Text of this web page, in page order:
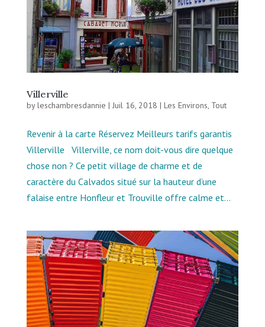
Villerville
byleschambresdannie | Juil 16, 2018 | Les Environs, Tout
Revenir à la carte Réservez Meilleurs tarifs garantis
Villerville Villerville, ce nom doit-vous dire quelque
chose non ? Ce petit village de charme et de
caractère du Calvados situé sur la hauteur d’une
falaise entre Honfleur et Trouville offre calme et...